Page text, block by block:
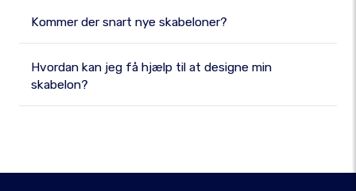
Kommer der snart nye skabeloner?
Hvordan kan jeg få hjælp til at designe min
skabelon?